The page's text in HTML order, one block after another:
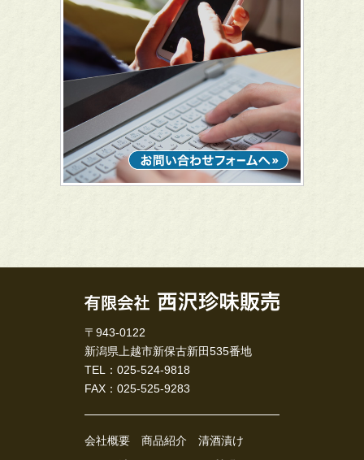
〒943-0122
新潟県上越市新保古新田535番地
TEL：025-524-9818
FAX：025-525-9283
会社概要 商品紹介
清酒漬け